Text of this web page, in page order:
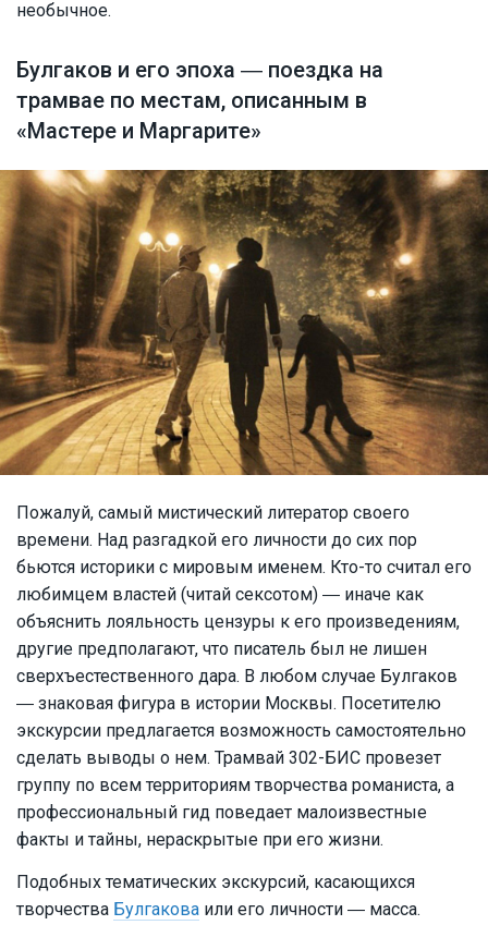
необычное.
Булгаков и его эпоха ― поездка на
трамвае по местам, описанным в
«Мастере и Маргарите»
Пожалуй, самый мистический литератор своего
времени. Над разгадкой его личности до сих пор
бьются историки с мировым именем. Кто-то считал его
любимцем властей (читай сексотом) ― иначе как
объяснить лояльность цензуры к его произведениям,
другие предполагают, что писатель был не лишен
сверхъестественного дара. В любом случае Булгаков
― знаковая фигура в истории Москвы. Посетителю
экскурсии предлагается возможность самостоятельно
сделать выводы о нем. Трамвай 302-БИС провезет
группу по всем территориям творчества романиста, а
профессиональный гид поведает малоизвестные
факты и тайны, нераскрытые при его жизни.
Подобных тематических экскурсий, касающихся
творчества Булгакова или его личности ― масса.